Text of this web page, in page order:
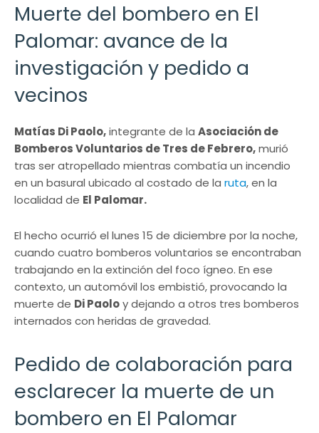
Muerte del bombero en El
Palomar: avance de la
investigación y pedido a
vecinos
Matías Di Paolo,integrante de la Asociación de
Bomberos Voluntarios de Tres de Febrero,murió
tras ser atropellado mientras combatía un incendio
en un basural ubicado al costado de la ruta, en la
localidad de El Palomar.
El hecho ocurrió el lunes 15 de diciembre por la noche,
cuando cuatro bomberos voluntarios se encontraban
trabajando en la extinción del foco ígneo. En ese
contexto, un automóvil los embistió, provocando la
muerte de Di Paoloy dejando a otros tres bomberos
internados con heridas de gravedad.
Pedido de colaboración para
esclarecer la muerte de un
bombero en El Palomar